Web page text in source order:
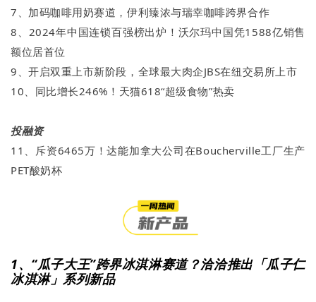
7、加码咖啡用奶赛道，伊利臻浓与瑞幸咖啡跨界合作
8、2024年中国连锁百强榜出炉！沃尔玛中国凭1588亿销售
额位居首位
9、开启双重上市新阶段，全球最大肉企JBS在纽交易所上市
10、同比增长246%！天猫618“超级食物”热卖
投融资
11、斥资6465万！达能加拿大公司在Boucherville工厂生产
PET酸奶杯
1、“瓜子大王”跨界冰淇淋赛道？洽洽推出「瓜子仁
冰淇淋」系列新品